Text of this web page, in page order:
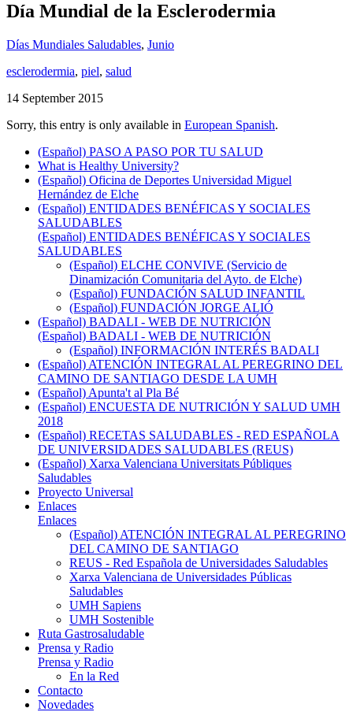
Día Mundial de la Esclerodermia
Días Mundiales Saludables, Junio
esclerodermia, piel, salud
14 September 2015
Sorry, this entry is only available in European Spanish.
(Español) PASO A PASO POR TU SALUD
What is Healthy University?
(Español) Oficina de Deportes Universidad Miguel
Hernández de Elche
(Español) ENTIDADES BENÉFICAS Y SOCIALES
SALUDABLES
(Español) ENTIDADES BENÉFICAS Y SOCIALES
SALUDABLES
(Español) ELCHE CONVIVE (Servicio de
Dinamización Comunitaria del Ayto. de Elche)
(Español) FUNDACIÓN SALUD INFANTIL
(Español) FUNDACIÓN JORGE ALIÓ
(Español) BADALI - WEB DE NUTRICIÓN
(Español) BADALI - WEB DE NUTRICIÓN
(Español) INFORMACIÓN INTERÉS BADALI
(Español) ATENCIÓN INTEGRAL AL PEREGRINO DEL
CAMINO DE SANTIAGO DESDE LA UMH
(Español) Apunta't al Pla Bé
(Español) ENCUESTA DE NUTRICIÓN Y SALUD UMH
2018
(Español) RECETAS SALUDABLES - RED ESPAÑOLA
DE UNIVERSIDADES SALUDABLES (REUS)
(Español) Xarxa Valenciana Universitats Públiques
Saludables
Proyecto Universal
Enlaces
Enlaces
(Español) ATENCIÓN INTEGRAL AL PEREGRINO
DEL CAMINO DE SANTIAGO
REUS - Red Española de Universidades Saludables
Xarxa Valenciana de Universidades Públicas
Saludables
UMH Sapiens
UMH Sostenible
Ruta Gastrosaludable
Prensa y Radio
Prensa y Radio
En la Red
Contacto
Novedades